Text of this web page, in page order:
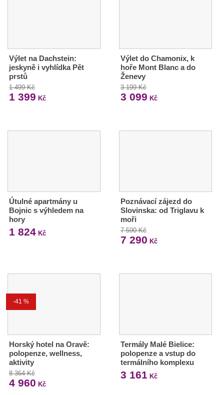
Výlet na Dachstein:
jeskyně i vyhlídka Pět
prstů
1 499 Kč
1 399 Kč
Výlet do Chamonix, k
hoře Mont Blanc a do
Ženevy
3 199 Kč
3 099 Kč
Útulné apartmány u
Bojnic s výhledem na
hory
1 824 Kč
Poznávací zájezd do
Slovinska: od Triglavu k
moři
7 590 Kč
7 290 Kč
-41 %
Horský hotel na Oravě:
polopenze, wellness,
aktivity
8 364 Kč
4 960 Kč
Termály Malé Bielice:
polopenze a vstup do
termálního komplexu
3 161 Kč